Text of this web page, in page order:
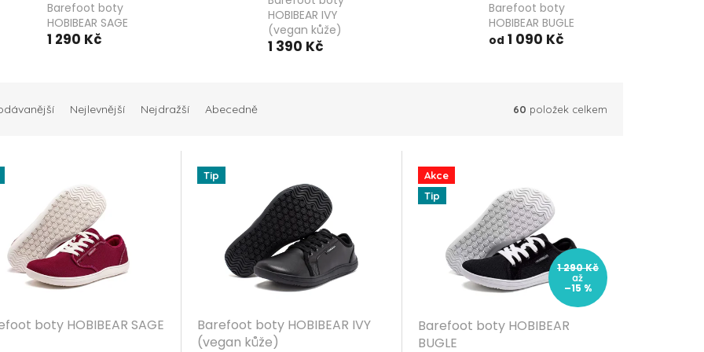
Barefoot boty
HOBIBEAR SAGE
1 290 Kč
HOBIBEAR IVY
(vegan kůže)
1 390 Kč
Barefoot boty
HOBIBEAR BUGLE
od 1 090 Kč
Nejlevnější Nejdražší Abecedně 60 položek celkem
boty HOBIBEAR SAGE
Tip
Barefoot boty HOBIBEAR IVY
(vegan kůže)
Akce
Tip
1 290 Kč
až
–15 %
Barefoot boty HOBIBEAR
BUGLE